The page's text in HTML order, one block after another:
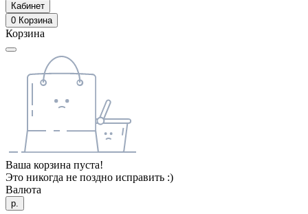
Кабинет
0 Корзина
Корзина
Ваша корзина пуста!
Это никогда не поздно исправить :)
Валюта
р.